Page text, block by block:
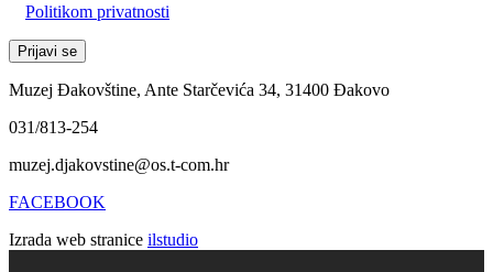
Politikom privatnosti
Muzej Đakovštine, Ante Starčevića 34, 31400 Đakovo
031/813-254
muzej.djakovstine@os.t-com.hr
FACEBOOK
Izrada web stranice ilstudio